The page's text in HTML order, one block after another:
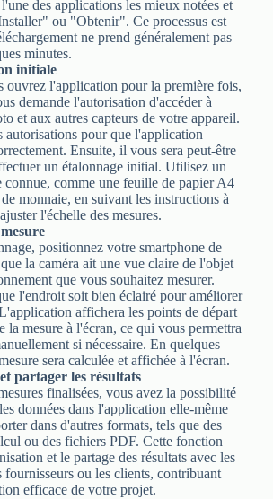
des applications les mieux notées et
ou "Obtenir". Ce processus est
ne prend généralement pas
minutes.
initiale
ouvrez l'application pour la première fois,
demande l'autorisation d'accéder à
et aux autres capteurs de votre appareil.
autorisations pour que l'application
Ensuite, il vous sera peut-être
un étalonnage initial. Utilisez un
connue, comme une feuille de papier A4
monnaie, en suivant les instructions à
l'échelle des mesures.
positionnez votre smartphone de
la caméra ait une vue claire de l'objet
que vous souhaitez mesurer.
l'endroit soit bien éclairé pour améliorer
affichera les points de départ
la mesure à l'écran, ce qui vous permettra
si nécessaire. En quelques
sera calculée et affichée à l'écran.
partager les résultats
finalisées, vous avez la possibilité
données dans l'application elle-même
dans d'autres formats, tels que des
ou des fichiers PDF. Cette fonction
et le partage des résultats avec les
fournisseurs ou les clients, contribuant
efficace de votre projet.